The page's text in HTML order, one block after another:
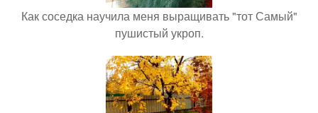
Как соседка научила меня выращивать "тот Самый"
пушистый укроп.